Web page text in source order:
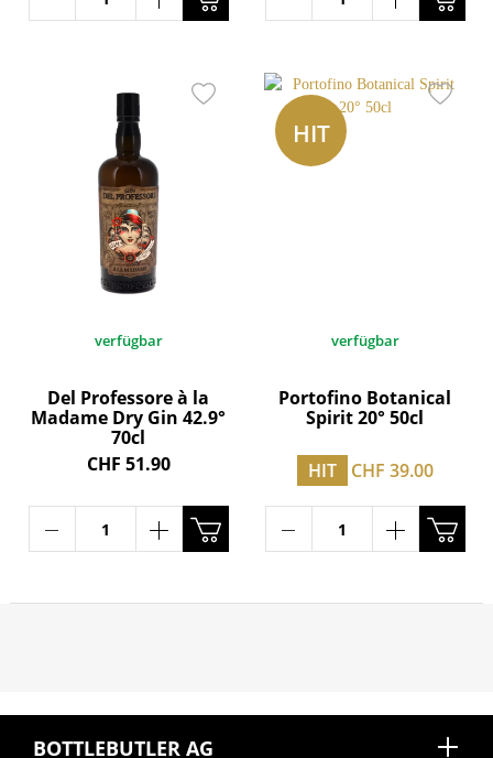
verfügbar
Del Professore à la
Madame Dry Gin 42.9°
70cl
CHF 51.90
HIT
verfügbar
Portofino Botanical
Spirit 20° 50cl
HIT CHF 39.00
BOTTLEBUTLER AG